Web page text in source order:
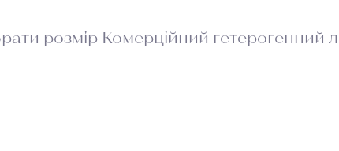
розмір Комерційний гетерогенний